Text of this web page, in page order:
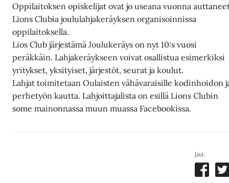
Oppilaitoksen opiskelijat ovat jo useana vuonna
Lions Clubia joululahjakeräyksen organisoinnissa
oppilaitoksella.
Lios Club järjestämä Joulukeräys on nyt 10:s vuosi
peräkkäin. Lahjakeräykseen voivat osallistua esimerkiksi
yritykset, yksityiset, järjestöt, seurat ja koulut.
Lahjat toimitetaan Oulaisten vähävaraisille kodinhoidon
perhetyön kautta. Lahjoittajalista on esillä Lions Clubin
some mainonnassa muun muassa Facebookissa.
Jaa: